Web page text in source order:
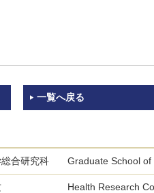
一覧へ戻る
合研究科 Graduate School
Health Research